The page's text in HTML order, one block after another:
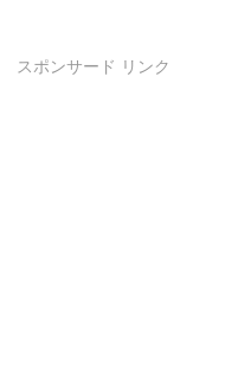
スポンサード リンク